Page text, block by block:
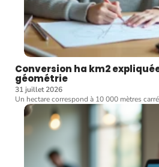
Conversion ha km2
géométrie
31 juillet 2026
Un hectare correspond à 10 000 mètres